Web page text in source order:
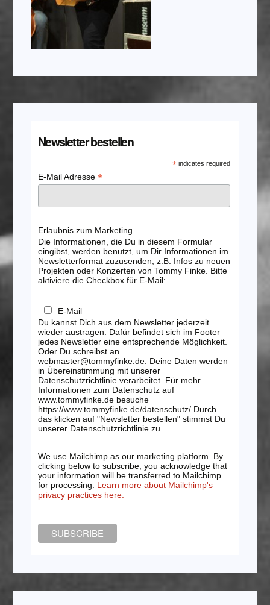
Newsletter bestellen
* indicates required
E-Mail Adresse *
Erlaubnis zum Marketing
Die Informationen, die Du in diesem Formular
eingibst, werden benutzt, um Dir Informationen im
Newsletterformat zuzusenden, z.B. Infos zu neuen
Projekten oder Konzerten von Tommy Finke. Bitte
aktiviere die Checkbox für E-Mail:
E-Mail
Du kannst Dich aus dem Newsletter jederzeit
wieder austragen. Dafür befindet sich im Footer
jedes Newsletter eine entsprechende Möglichkeit.
Oder Du schreibst an
webmaster@tommyfinke.de. Deine Daten werden
in Übereinstimmung mit unserer
Datenschutzrichtlinie verarbeitet. Für mehr
Informationen zum Datenschutz auf
www.tommyfinke.de besuche
https://www.tommyfinke.de/datenschutz/ Durch
das klicken auf "Newsletter bestellen" stimmst Du
unserer Datenschutzrichtlinie zu.
We use Mailchimp as our marketing platform. By
clicking below to subscribe, you acknowledge that
your information will be transferred to Mailchimp
for processing. Learn more about Mailchimp's
privacy practices here.